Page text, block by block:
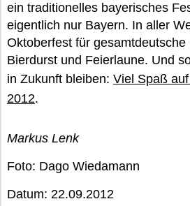
ein traditionelles bayerisches
eigentlich nur Bayern. In aller
Oktoberfest für gesamtdeutsche
Bierdurst und Feierlaune. Und
in Zukunft bleiben: Viel Spaß
2012.
Markus Lenk
Foto: Dago Wiedamann
Datum: 22.09.2012